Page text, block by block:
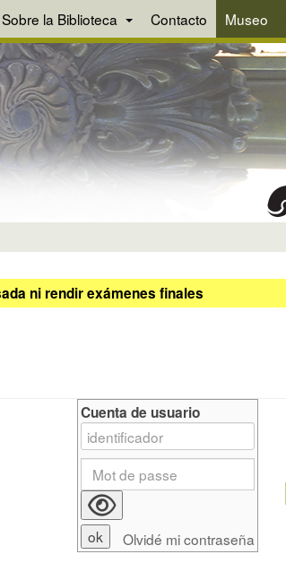
Sobre la Biblioteca Contacto Museo
ni rendir exámenes finales
Cuenta de usuario
Olvidé mi contraseña